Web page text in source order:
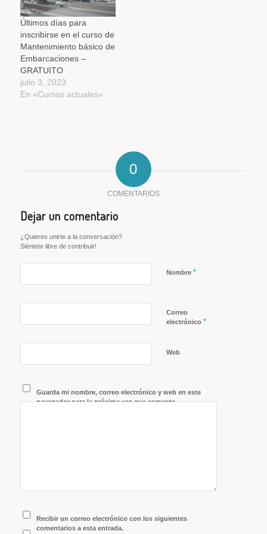
Últimos días para
inscribirse en el curso de
Mantenimiento básico de
Embarcaciones –
GRATUITO
julio 3, 2023
En «Cursos actuales»
0
COMENTARIOS
Dejar un comentario
¿Quieres unirte a la conversación?
Siéntete libre de contribuir!
Nombre *
Correo
electrónico *
Web
Guarda mi nombre, correo electrónico y web en este
navegador para la próxima vez que comente.
Recibir un correo electrónico con los siguientes
comentarios a esta entrada.